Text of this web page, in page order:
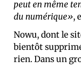
peut en même
du numérique»,
Nowu, dont le
bientôt
rien. Dans un